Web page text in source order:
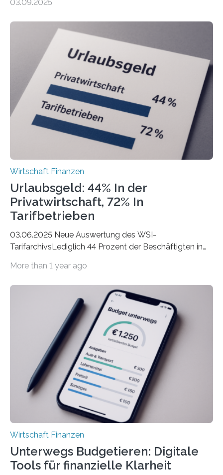
Landkreise mit den meisten Gründungen von
ist demnach Berlin. Betrachtet man nur die Gründungen
der Freiberuflerinnen, so liegt Leipzig an der Spitze. In
Berlin starteten in 2024 die meisten Personen in eine
eigene freiberufliche Existenz, dahinter folgten die
Städte Hamburg, München und Köln. Betrachtet man
hingegen die Existenzgründungsintensität – die Anzahl
der freiberuflichen Gründungen je…
03.09.2025
Wirtschaft Finanzen
Urlaubsgeld: 44% In der
Privatwirtschaft, 72% In
Tarifbetrieben
03.06.2025 Neue Auswertung des WSI-
TarifarchivsLediglich 44 Prozent der Beschäftigten in
tarifgebundenen Betrieben ist der Anteil mit 72 Prozent
Unterkünfte fast überall deutlich teurer geworden. Für
viele Beschäftigte ist deshalb das zumeist im Juni oder
Juli ausgezahlte Urlaubsgeld ein wichtiger Faktor, um
sich den wohlverdienten Jahresurlaub leisten zu
können. Allerdings erhält mit 44 Prozent noch nicht
einmal die Hälfte aller Beschäftigten in der
Privatwirtschaft Urlaubsgeld. Zu diesem…
More than 1 year ago
Wirtschaft Finanzen
Unterwegs Budgetieren: Digitale
Tools für finanzielle Klarheit